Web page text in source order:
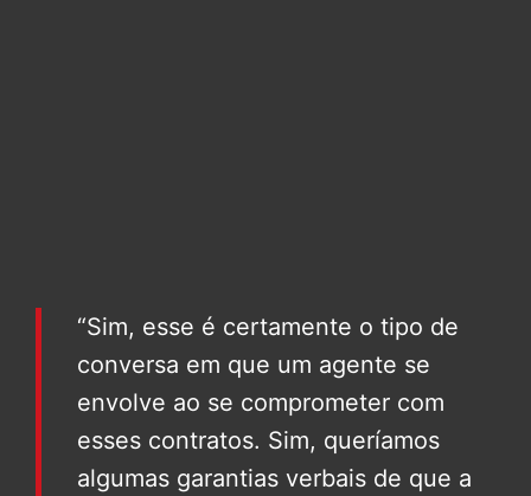
“Sim, esse é certamente o tipo de
conversa em que um agente se
envolve ao se comprometer com
esses contratos. Sim, queríamos
algumas garantias verbais de que a